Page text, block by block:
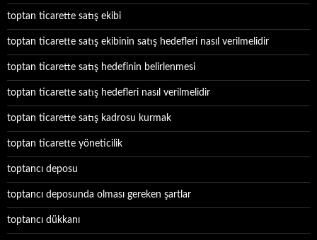
toptan ticarette satış ekibi
toptan ticarette satış ekibinin satış hedefleri nasıl verilmelidir
toptan ticarette satış hedefinin belirlenmesi
toptan ticarette satış hedefleri nasıl verilmelidir
toptan ticarette satış kadrosu kurmak
toptan ticarette yöneticilik
toptancı deposu
toptancı deposunda olması gereken şartlar
toptancı dükkanı